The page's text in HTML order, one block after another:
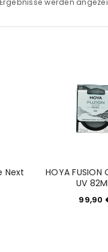
werden
Next
HOYA FUSION
UV
99,90